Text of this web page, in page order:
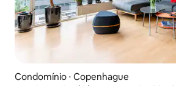
Condomínio ⋅ Copenhague